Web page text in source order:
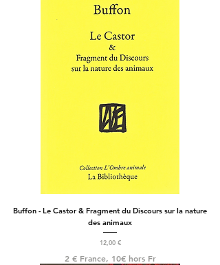
Buffon - Le Castor & Fragment du Discours sur la nature
des animaux
Prix
12,00 €
2 € France, 10€ hors Fr